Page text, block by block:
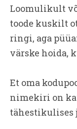
Loomulikult
toode kuskilt
ringi, aga
värske hoida,
Et oma
nimekiri on
tähestikulises